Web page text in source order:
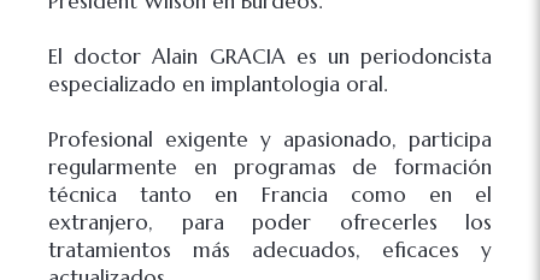
El doctor Alain GRACIA es un periodoncista
especializado en implantologia oral.
Profesional exigente y apasionado, participa
regularmente en programas de formación
técnica tanto en Francia como en el
extranjero, para poder ofrecerles los
tratamientos más adecuados, eficaces y